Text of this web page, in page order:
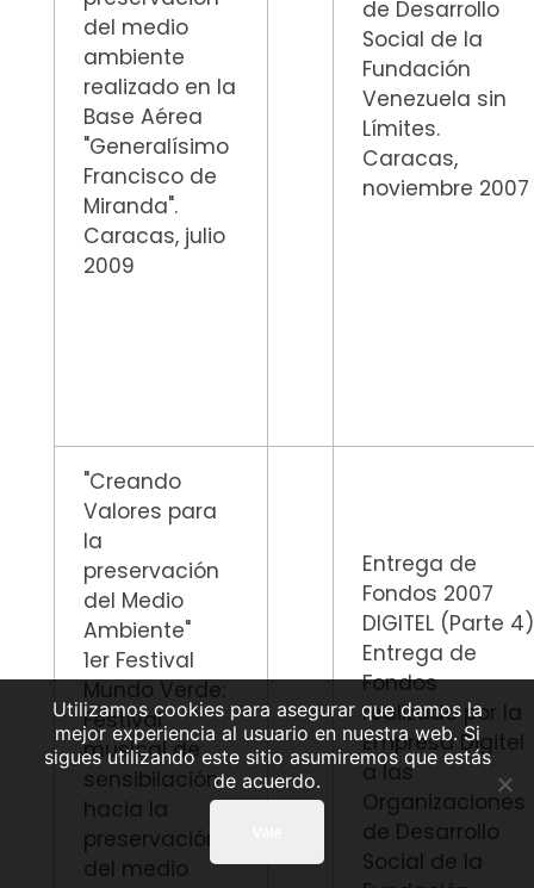
del medio
ambiente
realizado en la
Base Aérea
"Generalísimo
Francisco de
Miranda".
Caracas, julio
2009
de Desarrollo
Social de la
Fundación
Venezuela sin
Límites.
Caracas,
noviembre 2007
"Creando
Valores para
la
preservación
del Medio
Ambiente"
1er Festival
Mundo Verde:
Festival
musical de
sensibilación
hacia la
preservación
del medio
Entrega de
Fondos 2007
DIGITEL (Parte 4)
Entrega de
Fondos
realizado por la
Empresa Digitel
a las
Organizaciones
de Desarrollo
Social de la
Utilizamos cookies para asegurar que damos la
mejor experiencia al usuario en nuestra web. Si
sigues utilizando este sitio asumiremos que estás
de acuerdo.